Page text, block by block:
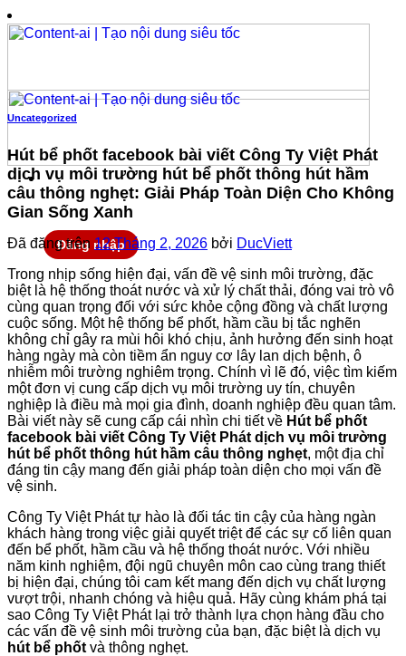
đến
Đăng nhập
Uncategorized
Hút bể phốt facebook bài viết Công Ty Việt Phát
dịch vụ môi trường hút bể phốt thông hút hầm
câu thông nghẹt: Giải Pháp Toàn Diện Cho Không
Gian Sống Xanh
Đã đăng trên 12 Tháng 2, 2026 bởi DucViett
Trong nhịp sống hiện đại, vấn đề vệ sinh môi trường, đặc
biệt là hệ thống thoát nước và xử lý chất thải, đóng vai trò vô
cùng quan trọng đối với sức khỏe cộng đồng và chất lượng
cuộc sống. Một hệ thống bể phốt, hầm cầu bị tắc nghẽn
không chỉ gây ra mùi hôi khó chịu, ảnh hưởng đến sinh hoạt
hàng ngày mà còn tiềm ẩn nguy cơ lây lan dịch bệnh, ô
nhiễm môi trường nghiêm trọng. Chính vì lẽ đó, việc tìm kiếm
một đơn vị cung cấp dịch vụ môi trường uy tín, chuyên
nghiệp là điều mà mọi gia đình, doanh nghiệp đều quan tâm.
Bài viết này sẽ cung cấp cái nhìn chi tiết về Hút bể phốt
facebook bài viết Công Ty Việt Phát dịch vụ môi trường
hút bể phốt thông hút hầm câu thông nghẹt, một địa chỉ
đáng tin cậy mang đến giải pháp toàn diện cho mọi vấn đề
vệ sinh.
Công Ty Việt Phát tự hào là đối tác tin cậy của hàng ngàn
khách hàng trong việc giải quyết triệt để các sự cố liên quan
đến bể phốt, hầm cầu và hệ thống thoát nước. Với nhiều
năm kinh nghiệm, đội ngũ chuyên môn cao cùng trang thiết
bị hiện đại, chúng tôi cam kết mang đến dịch vụ chất lượng
vượt trội, nhanh chóng và hiệu quả. Hãy cùng khám phá tại
sao Công Ty Việt Phát lại trở thành lựa chọn hàng đầu cho
các vấn đề vệ sinh môi trường của bạn, đặc biệt là dịch vụ
hút bể phốt và thông nghẹt.